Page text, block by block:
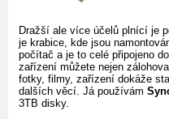
Dražší ale více účelů plnící je
je krabice, kde jsou
počítač a je to celé připojeno
zařízení můžete nejen
fotky, filmy, zařízení dokáže
dalších věcí. Já používám
3TB disky.